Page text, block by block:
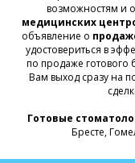
возможностям и
медицинских
объявление о
удостовериться в
по продаже готового
Вам выход сразу на
Готовые
Бресте,